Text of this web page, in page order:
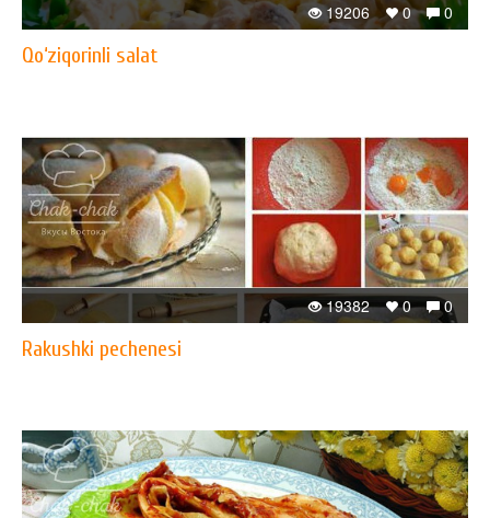
0
0
19206
Qo‘ziqorinli salat
0
0
19382
Rakushki pechenesi